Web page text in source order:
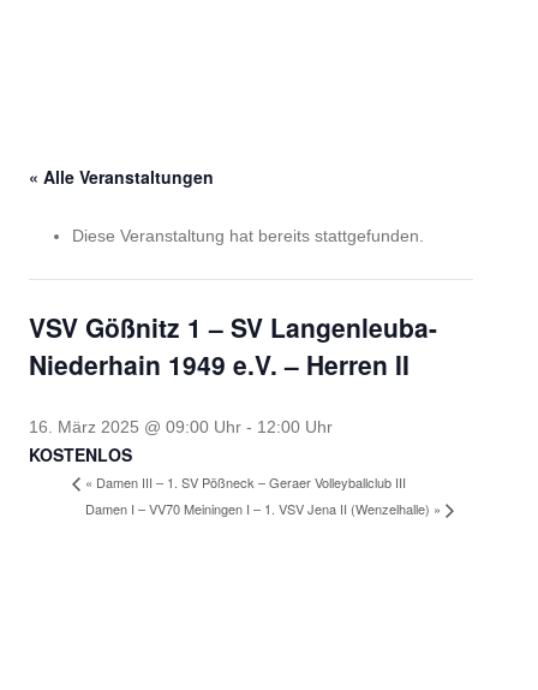
« Alle Veranstaltungen
Diese Veranstaltung hat bereits stattgefunden.
VSV Gößnitz 1 – SV Langenleuba-
Niederhain 1949 e.V. – Herren II
16. März 2025 @ 09:00 Uhr - 12:00 Uhr
KOSTENLOS
« Damen III – 1. SV Pößneck – Geraer Volleyballclub III
Damen I – VV70 Meiningen I – 1. VSV Jena II (Wenzelhalle) »